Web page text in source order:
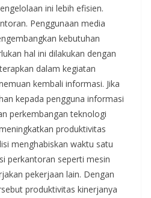
ini lebih efisien.
Penggunaan media
kebutuhan
hal ini dilakukan dengan
dalam kegiatan
kembali informasi. Jika
kepada pengguna informasi
perkembangan teknologi
produktivitas
menghabiskan waktu satu
perkantoran seperti mesin
pekerjaan lain. Dengan
produktivitas kinerjanya